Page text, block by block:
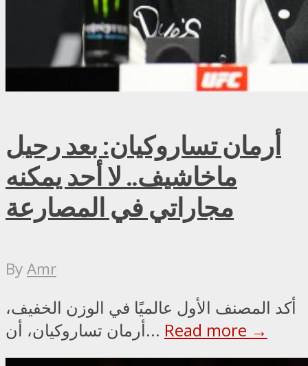
أرمان تساروكيان: بعد رحيل
ماخاشيف.. لا أحد يمكنه
مجاراتي في المصارعة
ByAmr
أكد المصنف الأول عالميًا في الوزن الخفيف،
أرمان تساروكيان، أن... Read more →